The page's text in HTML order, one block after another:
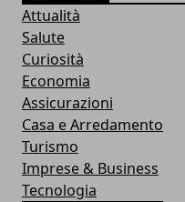
Attualità
Salute
Curiosità
Economia
Assicurazioni
Casa e Arredamento
Turismo
Imprese & Business
Tecnologia